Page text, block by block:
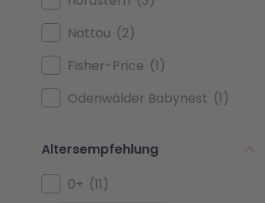
Nattou
2
Fisher-Price
1
Odenwälder Babynest
1
Altersempfehlung
0+
11